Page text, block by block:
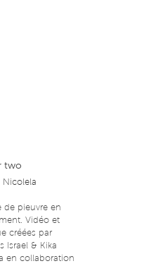
two
Nicolela
de pieuvre en
Vidéo et
créées par
Israel & Kika
en collaboration